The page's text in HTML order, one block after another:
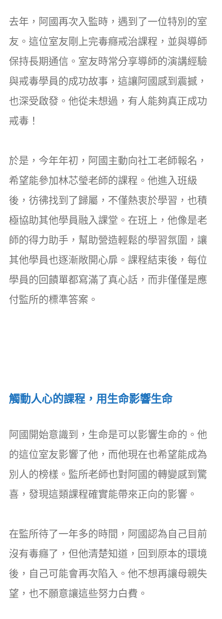
去年，阿國再次入監時，遇到了一位特別的室
友。這位室友剛上完毒癮戒治課程，並與導師
保持長期通信。室友時常分享導師的演講經驗
與戒毒學員的成功故事，這讓阿國感到震撼，
也深受啟發。他從未想過，有人能夠真正成功
戒毒！
於是，今年年初，阿國主動向社工老師報名，
希望能參加林芯瑩老師的課程。他進入班級
後，彷彿找到了歸屬，不僅熱衷於學習，也積
極協助其他學員融入課堂。在班上，他像是老
師的得力助手，幫助營造輕鬆的學習氛圍，讓
其他學員也逐漸敞開心扉。課程結束後，每位
學員的回饋單都寫滿了真心話，而非僅僅是應
付監所的標準答案。
觸動人心的課程，用生命影響生命
阿國開始意識到，生命是可以影響生命的。他
的這位室友影響了他，而他現在也希望能成為
別人的榜樣。監所老師也對阿國的轉變感到驚
喜，發現這類課程確實能帶來正向的影響。
在監所待了一年多的時間，阿國認為自己目前
沒有毒癮了，但他清楚知道，回到原本的環境
後，自己可能會再次陷入。他不想再讓母親失
望，也不願意讓這些努力白費。